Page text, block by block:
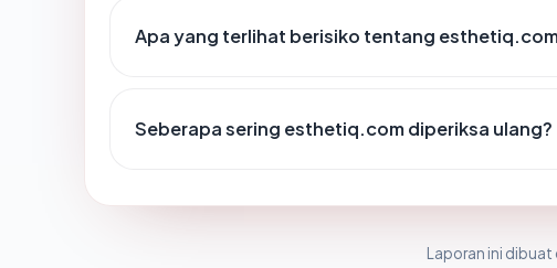
Apa yang terlihat berisiko tentang
Seberapa sering esthetiq.com diperiksa ulang?
Laporan ini dibuat